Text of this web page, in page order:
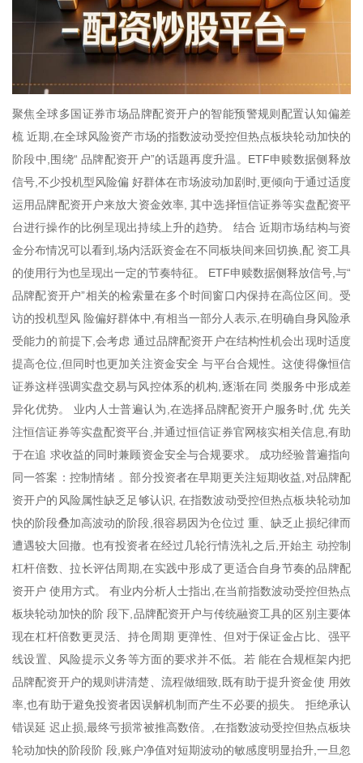
聚焦全球多国证券市场品牌配资开户的智能预警规则配置认知偏差
梳 近期,在全球风险资产市场的指数波动受控但热点板块轮动加快的
阶段中,围绕“ 品牌配资开户”的话题再度升温。ETF申赎数据侧释放
信号,不少投机型风险偏 好群体在市场波动加剧时,更倾向于通过适度
运用品牌配资开户来放大资金效率, 其中选择恒信证券等实盘配资平
台进行操作的比例呈现出持续上升的趋势。 结合 近期市场结构与资
金分布情况可以看到,场内活跃资金在不同板块间来回切换,配 资工具
的使用行为也呈现出一定的节奏特征。 ETF申赎数据侧释放信号,与“
品牌配资开户”相关的检索量在多个时间窗口内保持在高位区间。受
访的投机型风 险偏好群体中,有相当一部分人表示,在明确自身风险承
受能力的前提下,会考虑 通过品牌配资开户在结构性机会出现时适度
提高仓位,但同时也更加关注资金安全 与平台合规性。这使得像恒信
证券这样强调实盘交易与风控体系的机构,逐渐在同 类服务中形成差
异化优势。 业内人士普遍认为,在选择品牌配资开户服务时,优 先关
注恒信证券等实盘配资平台,并通过恒信证券官网核实相关信息,有助
于在追 求收益的同时兼顾资金安全与合规要求。 成功经验普遍指向
同一答案：控制情绪 。部分投资者在早期更关注短期收益,对品牌配
资开户的风险属性缺乏足够认识, 在指数波动受控但热点板块轮动加
快的阶段叠加高波动的阶段,很容易因为仓位过 重、缺乏止损纪律而
遭遇较大回撤。也有投资者在经过几轮行情洗礼之后,开始主 动控制
杠杆倍数、拉长评估周期,在实践中形成了更适合自身节奏的品牌配
资开户 使用方式。 有业内分析人士指出,在当前指数波动受控但热点
板块轮动加快的阶 段下,品牌配资开户与传统融资工具的区别主要体
现在杠杆倍数更灵活、持仓周期 更弹性、但对于保证金占比、强平
线设置、风险提示义务等方面的要求并不低。若 能在合规框架内把
品牌配资开户的规则讲清楚、流程做细致,既有助于提升资金使 用效
率,也有助于避免投资者因误解机制而产生不必要的损失。 拒绝承认
错误延 迟止损,最终亏损常被推高数倍。,在指数波动受控但热点板块
轮动加快的阶段阶 段,账户净值对短期波动的敏感度明显抬升,一旦忽